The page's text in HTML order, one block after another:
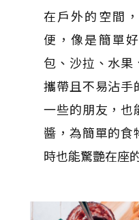
在戶外的空間
便，像是簡單
包、沙拉、水果
攜帶且不易沾手
一些的朋友，也
醬，為簡單的食
時也能驚艷在座